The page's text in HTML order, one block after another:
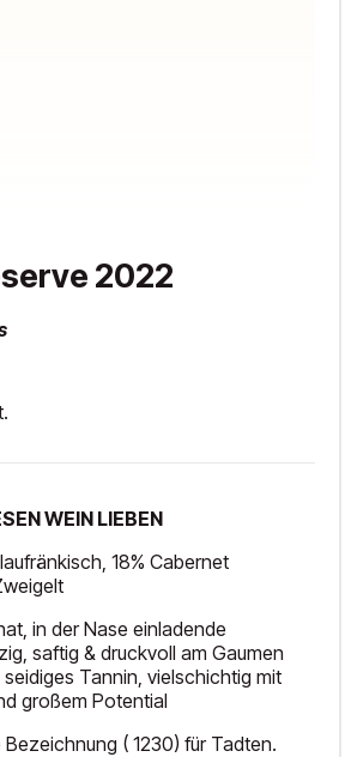
2022
WEIN LIEBEN
18% Cabernet
in der Nase einladende
saftig & druckvoll am Gaumen
Tannin, vielschichtig mit
großem Potential
( 1230) für Tadten.